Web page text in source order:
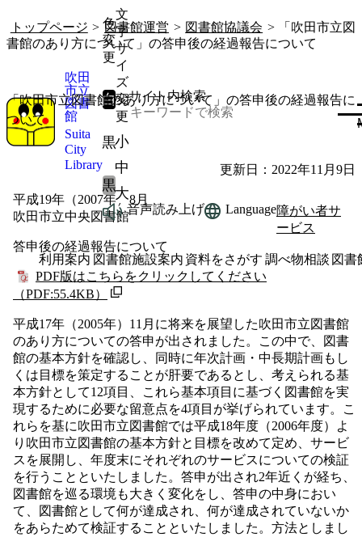
吹田
市立
図書
館
Suita
City
Library
色
変
更
白
黒
黒
文
字
サ
イ
ズ
変
更
小
中
大
サイト内検索
音声読み上げ Language障がい者サ
ービス
利用案内 図書館施設案内 資料をさがす 調べ物相談 図書
トップページ >図書館運営 > 図書館協議会 > 「吹田市立図
書館のあり方について」の答申後の経過報告について
「吹田市立図書館のあり方について」の答申後の経過報告に
ついて
更新日：2022年11月9日
平成19年（2007年）8月
吹田市立中央図書館
答申後の経過報告について
PDF版はこちらをクリックしてください
（PDF:55.4KB）
平成17年（2005年）11月に将来を展望した吹田市立図書館
のあり方についての答申が出されました。この中で、図書
館の基本方針を確認し、同時に年次計画・中長期計画もし
くは目標を策定することが肝要であるとし、考えられる基
本方針として12項目、これら基本項目に基づく図書館を実
現するために必要な留意点を4項目が挙げられています。こ
れらを基に吹田市立図書館では平成18年度（2006年度）よ
り吹田市立図書館の基本方針と目標を改めて定め、サービ
スを展開し、年度末にそれぞれのサービスについての検証
を行うことといたしました。答申が出され2年近くが経ち、
図書館を巡る環境も大きく変化をし、答申の中身におい
て、図書館として何が達成され、何が達成されていないか
をあらためて検証することといたしました。方法としまし